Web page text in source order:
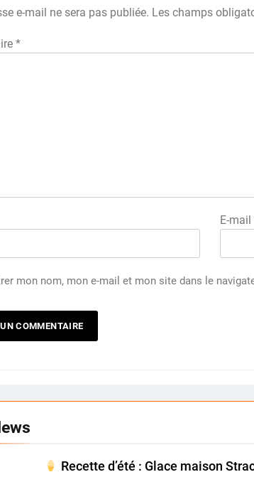
e-mail ne sera pas publiée. Les champs
*
E-mail
mon nom, mon e-mail et mon site dans le
Recette d’été : Glace maison